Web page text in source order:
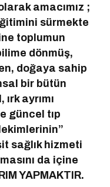
amacımız ;
sürmekte
toplumun
dönmüş,
doğaya sahip
bir bütün
ayrımı
güncel tıp
sağlık hizmeti
da içine
YAPMAKTIR.